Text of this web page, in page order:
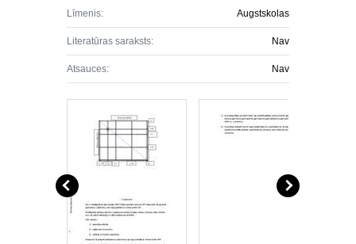
Līmenis: Augstskolas
Literatūras saraksts: Nav
Atsauces: Nav